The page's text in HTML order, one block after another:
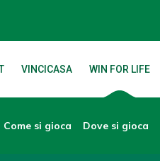
VINCICASA WIN FOR LIFE
Come si gioca Dove si gioca